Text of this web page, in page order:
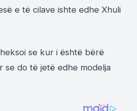
e të cilave ishte edhe Xhuli
se kur i është bërë
se do të jetë edhe modelja